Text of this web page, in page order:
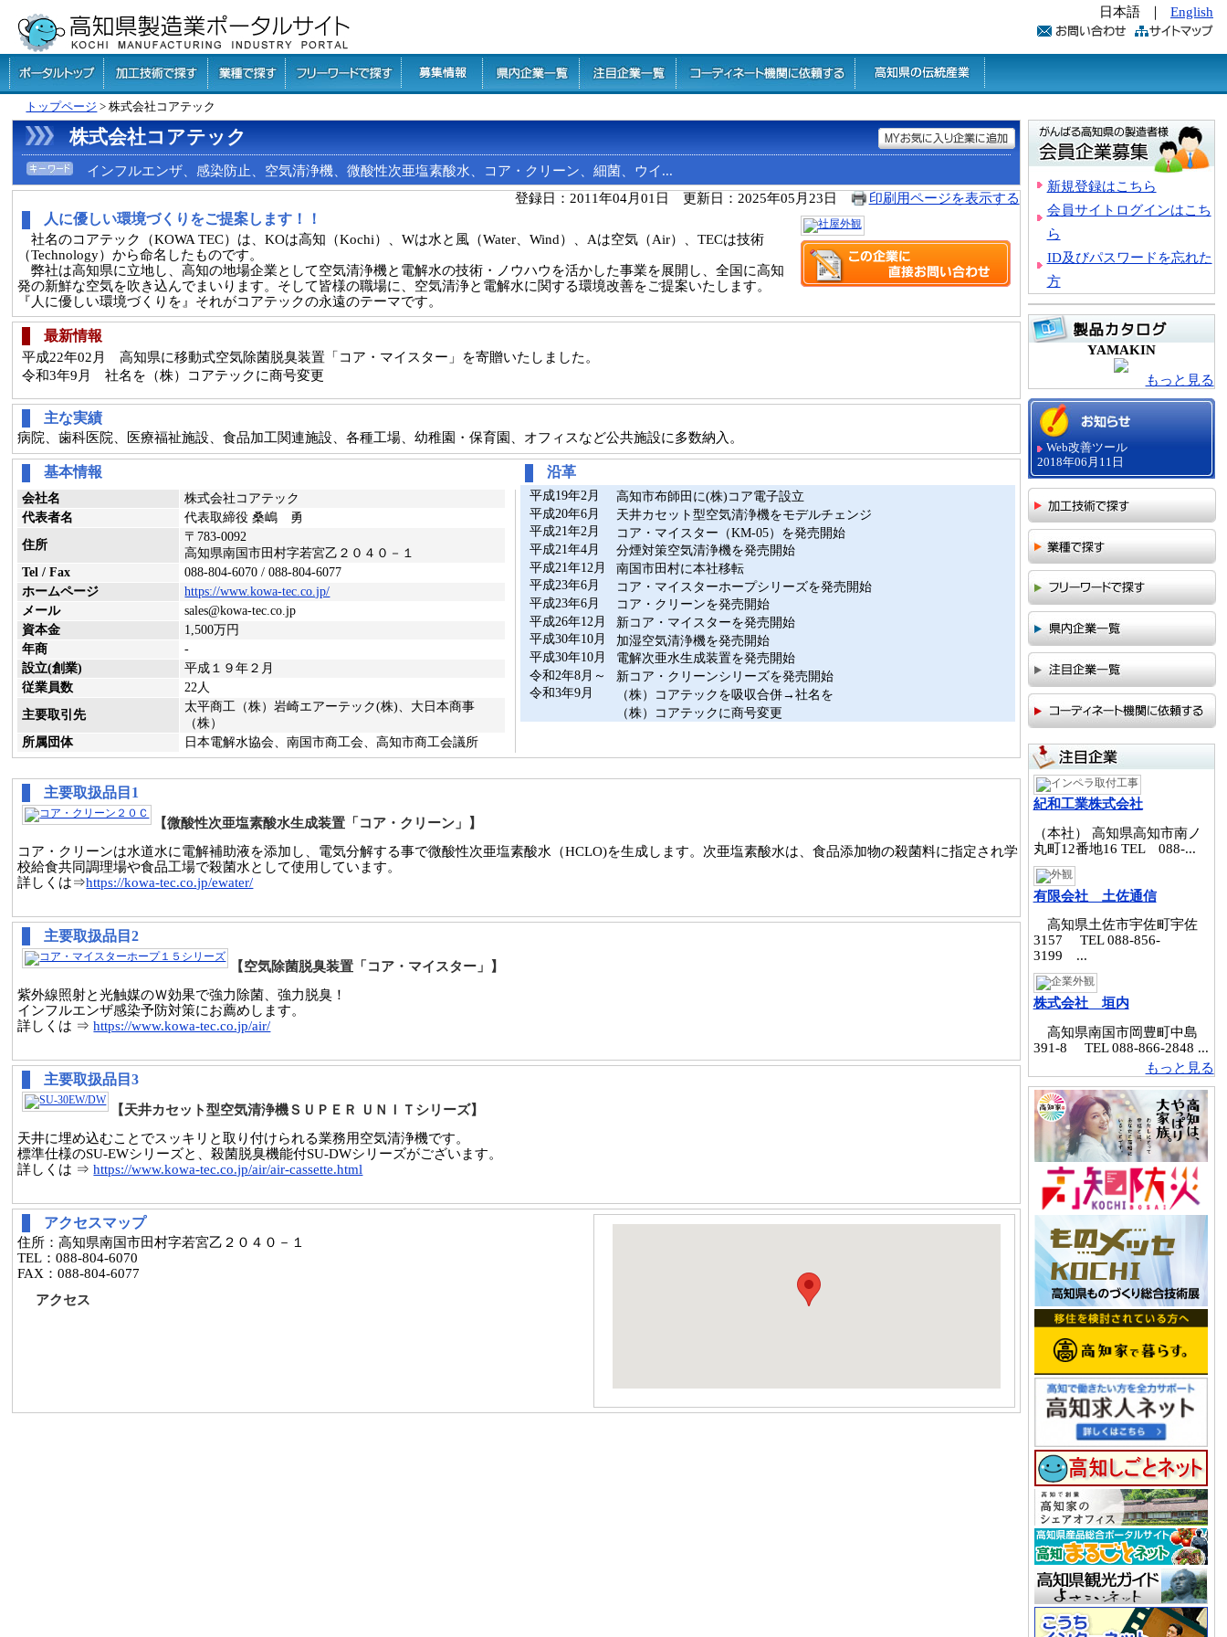
日本語 English
トップページ > 株式会社コアテック
株式会社コアテック
インフルエンザ、感染防止、空気清浄機、微酸性次亜塩素酸水、コア・クリーン、細菌、ウイ...
登録日：2011年04月01日 更新日：2025年05月23日
印刷用ページを表示する
人に優しい環境づくりをご提案します！！
社名のコアテック（KOWA TEC）は、KOは高知（Kochi）、Wは水と風（Water、Wind）、Aは空気（Air）、TECは技術
（Technology）から命名したものです。
弊社は高知県に立地し、高知の地場企業として空気清浄機と電解水の技術・ノウハウを活かした事業を展開し、全国に高知
発の新鮮な空気を吹き込んでまいります。そして皆様の職場に、空気清浄と電解水に関する環境改善をご提案いたします。
『人に優しい環境づくりを』それがコアテックの永遠のテーマです。
最新情報
平成22年02月 高知県に移動式空気除菌脱臭装置「コア・マイスター」を寄贈いたしました。
令和3年9月 社名を（株）コアテックに商号変更
主な実績
病院、歯科医院、医療福祉施設、食品加工関連施設、各種工場、幼稚園・保育園、オフィスなど公共施設に多数納入。
基本情報
会社名
株式会社コアテック
代表者名
代表取締役 桑嶋 勇
住所
〒783-0092
高知県南国市田村字若宮乙２０４０－１
Tel / Fax
088-804-6070 / 088-804-6077
ホームページ
https://www.kowa-tec.co.jp/
メール
sales@kowa-tec.co.jp
資本金
1,500万円
年商
-
設立(創業)
平成１９年２月
従業員数
22人
主要取引先
太平商工（株）岩崎エアーテック(株)、大日本商事
（株）
所属団体
日本電解水協会、南国市商工会、高知市商工会議所
沿革
平成19年2月
高知市布師田に(株)コア電子設立
平成20年6月
天井カセット型空気清浄機をモデルチェンジ
平成21年2月
コア・マイスター（KM-05）を発売開始
平成21年4月
分煙対策空気清浄機を発売開始
平成21年12月
南国市田村に本社移転
平成23年6月
コア・マイスターホープシリーズを発売開始
平成23年6月
コア・クリーンを発売開始
平成26年12月
新コア・マイスターを発売開始
平成30年10月
加湿空気清浄機を発売開始
平成30年10月
電解次亜水生成装置を発売開始
令和2年8月～
新コア・クリーンシリーズを発売開始
令和3年9月
（株）コアテックを吸収合併→社名を
（株）コアテックに商号変更
主要取扱品目1
【微酸性次亜塩素酸水生成装置「コア・クリーン」】
コア・クリーンは水道水に電解補助液を添加し、電気分解する事で微酸性次亜塩素酸水（HCLO)を生成します。次亜塩素酸水は、食品添加物の殺菌料に指定され学
校給食共同調理場や食品工場で殺菌水として使用しています。
詳しくは⇒https://kowa-tec.co.jp/ewater/
主要取扱品目2
【空気除菌脱臭装置「コア・マイスター」】
紫外線照射と光触媒のＷ効果で強力除菌、強力脱臭！
インフルエンザ感染予防対策にお薦めします。
詳しくは ⇒https://www.kowa-tec.co.jp/air/
主要取扱品目3
【天井カセット型空気清浄機ＳＵＰＥＲ ＵＮＩＴシリーズ】
天井に埋め込むことでスッキリと取り付けられる業務用空気清浄機です。
標準仕様のSU-EWシリーズと、殺菌脱臭機能付SU-DWシリーズがございます。
詳しくは ⇒https://www.kowa-tec.co.jp/air/air-cassette.html
アクセスマップ
住所：高知県南国市田村字若宮乙２０４０－１
TEL：088-804-6070
FAX：088-804-6077
アクセス
新規登録はこちら
会員サイトログインはこち
ら
ID及びパスワードを忘れた
方
YAMAKIN
もっと見る
Web改善ツール
2018年06月11日
紀和工業株式会社
（本社） 高知県高知市南ノ
丸町12番地16 TEL 088‐...
有限会社 土佐通信
高知県土佐市宇佐町宇佐
3157 TEL 088-856-
3199 ...
株式会社 垣内
高知県南国市岡豊町中島
391-8 TEL 088-866-2848 ...
もっと見る